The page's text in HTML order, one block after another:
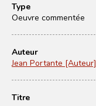
Type
Oeuvre commentée
Auteur
Jean Portante [Auteur]
Titre